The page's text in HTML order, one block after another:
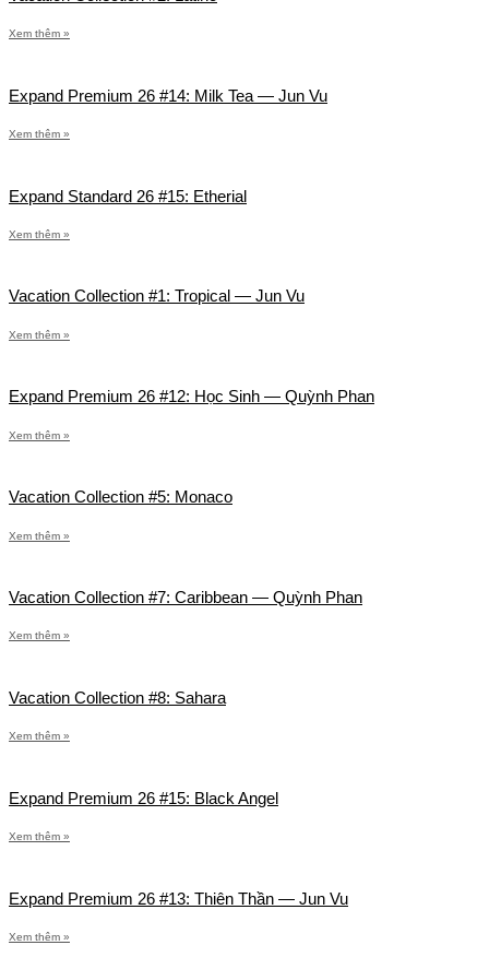
Xem thêm »
Expand Premium 26 #14: Milk Tea — Jun Vu
Xem thêm »
Expand Standard 26 #15: Etherial
Xem thêm »
Vacation Collection #1: Tropical — Jun Vu
Xem thêm »
Expand Premium 26 #12: Học Sinh — Quỳnh Phan
Xem thêm »
Vacation Collection #5: Monaco
Xem thêm »
Vacation Collection #7: Caribbean — Quỳnh Phan
Xem thêm »
Vacation Collection #8: Sahara
Xem thêm »
Expand Premium 26 #15: Black Angel
Xem thêm »
Expand Premium 26 #13: Thiên Thần — Jun Vu
Xem thêm »